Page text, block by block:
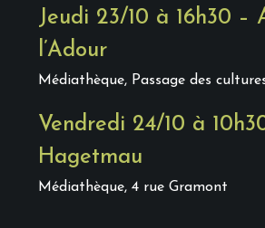
Jeudi 23/10 à 16h30 –
l’Adour
Médiathèque, Passage des
Vendredi 24/10 à
Hagetmau
Médiathèque, 4 rue Gramont